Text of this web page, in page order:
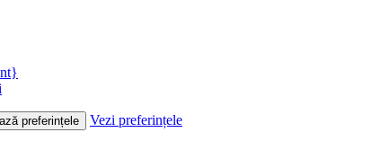
preferințele Vezi preferințele